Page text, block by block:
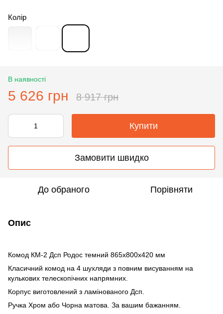
Колір
В наявності
5 626 грн 8 917 грн
Купити
Замовити швидко
До обраного Порівняти
Опис
Комод КМ-2 Дсп Родос темний 865х800х420 мм
Класичний комод на 4 шухляди з повним висуванням на
кулькових телескопічних напрямних.
Корпус виготовлений з ламінованого Дсп.
Ручка Хром або Чорна матова. За вашим бажанням.